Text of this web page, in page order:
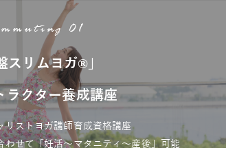
01
スリムヨガ®」
ラクター養成講座
リストヨガ講師育成資格講座
わせて「妊活～マタニティ～産後」可能